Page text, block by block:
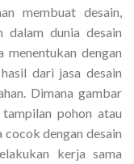
membuat desain,
dalam dunia desain
dengan
dari jasa desain
Dimana gambar
pohon atau
dengan desain
kerja sama